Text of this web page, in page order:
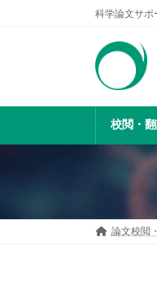
ス
ッ
ン
移
科学論文サ
校閲・
論文校閲